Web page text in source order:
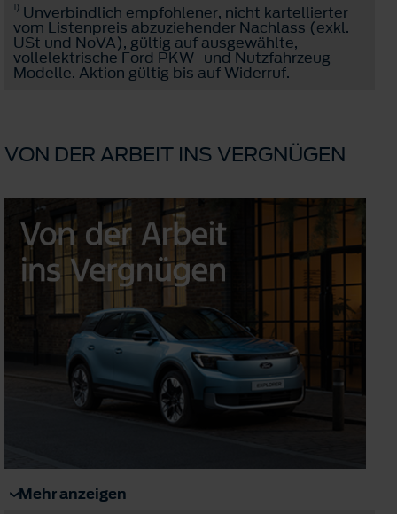
1) Unverbindlich empfohlener, nicht kartellierter
vom Listenpreis abzuziehender Nachlass (exkl.
USt und NoVA), gültig auf ausgewählte,
vollelektrische Ford PKW- und Nutzfahrzeug-
Modelle. Aktion gültig bis auf Widerruf.
VON DER ARBEIT INS VERGNÜGEN
Mehr anzeigen